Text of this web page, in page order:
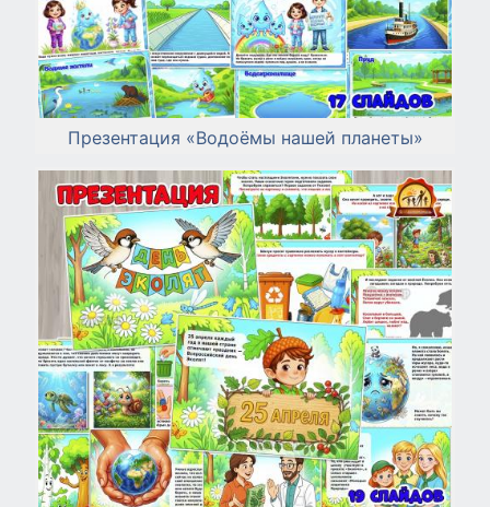
Презентация «Водоёмы нашей планеты»